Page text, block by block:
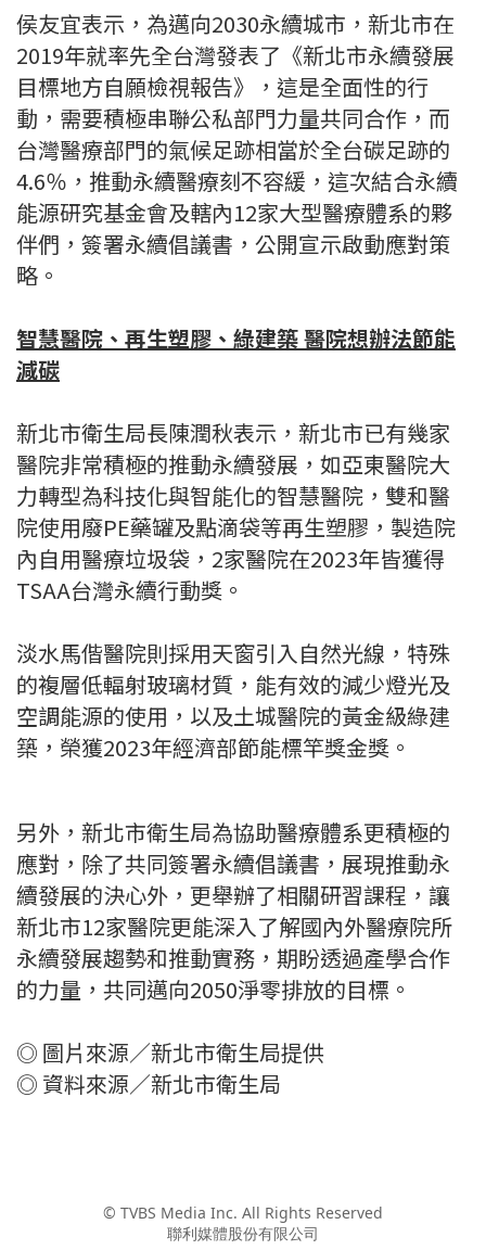
侯友宜表示，為邁向2030永續城市，新北市在
2019年就率先全台灣發表了《新北市永續發展
目標地方自願檢視報告》，這是全面性的行
動，需要積極串聯公私部門力量共同合作，而
台灣醫療部門的氣候足跡相當於全台碳足跡的
4.6％，推動永續醫療刻不容緩，這次結合永續
能源研究基金會及轄內12家大型醫療體系的夥
伴們，簽署永續倡議書，公開宣示啟動應對策
略。
智慧醫院、再生塑膠、綠建築 醫院想辦法節能
減碳
新北市衛生局長陳潤秋表示，新北市已有幾家
醫院非常積極的推動永續發展，如亞東醫院大
力轉型為科技化與智能化的智慧醫院，雙和醫
院使用廢PE藥罐及點滴袋等再生塑膠，製造院
內自用醫療垃圾袋，2家醫院在2023年皆獲得
TSAA台灣永續行動獎。
淡水馬偕醫院則採用天窗引入自然光線，特殊
的複層低輻射玻璃材質，能有效的減少燈光及
空調能源的使用，以及土城醫院的黃金級綠建
築，榮獲2023年經濟部節能標竿獎金獎。
另外，新北市衛生局為協助醫療體系更積極的
應對，除了共同簽署永續倡議書，展現推動永
續發展的決心外，更舉辦了相關研習課程，讓
新北市12家醫院更能深入了解國內外醫療院所
永續發展趨勢和推動實務，期盼透過產學合作
的力量，共同邁向2050淨零排放的目標。
◎ 圖片來源／新北市衛生局提供
◎ 資料來源／新北市衛生局
© TVBS Media Inc. All Rights Reserved
聯利媒體股份有限公司